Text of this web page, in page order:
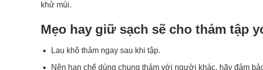
khử mùi.
Mẹo hay giữ sạch sẽ cho thảm tập
Lau khô thảm ngay sau khi tập.
Nên hạn chế dùng chung thảm với người khác, hãy đảm